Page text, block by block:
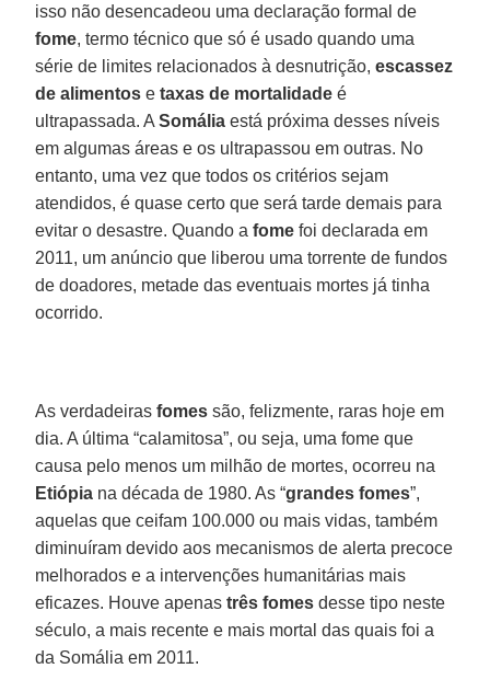
isso não desencadeou uma declaração formal de
fome, termo técnico que só é usado quando uma
série de limites relacionados à desnutrição,escassez
de alimentos etaxas de mortalidade é
ultrapassada. ASomália está próxima desses níveis
em algumas áreas e os ultrapassou em outras. No
entanto, uma vez que todos os critérios sejam
atendidos, é quase certo que será tarde demais para
evitar o desastre. Quando afome foi declarada em
2011, um anúncio que liberou uma torrente de fundos
de doadores, metade das eventuais mortes já tinha
ocorrido.
As verdadeirasfomes são, felizmente, raras hoje em
dia. A última “calamitosa”, ou seja, uma fome que
causa pelo menos um milhão de mortes, ocorreu na
Etiópia na década de 1980. As “grandes fomes”,
aquelas que ceifam 100.000 ou mais vidas, também
diminuíram devido aos mecanismos de alerta precoce
melhorados e a intervenções humanitárias mais
eficazes. Houve apenastrês fomes desse tipo neste
século, a mais recente e mais mortal das quais foi a
da Somália em 2011.